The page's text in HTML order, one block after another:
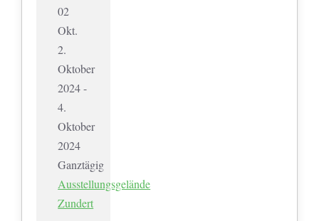
02
Okt.
2.
Oktober
2024 -
4.
Oktober
2024
Ganztägig
Ausstellungsgelände
Zundert